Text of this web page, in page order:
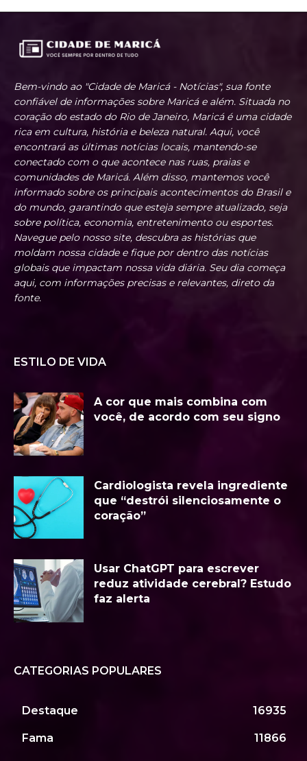
Bem-vindo ao "Cidade de Maricá - Notícias", sua fonte
confiável de informações sobre Maricá e além. Situada no
coração do estado do Rio de Janeiro, Maricá é uma cidade
rica em cultura, história e beleza natural. Aqui, você
encontrará as últimas notícias locais, mantendo-se
conectado com o que acontece nas ruas, praias e
comunidades de Maricá. Além disso, mantemos você
informado sobre os principais acontecimentos do Brasil e
do mundo, garantindo que esteja sempre atualizado, seja
sobre política, economia, entretenimento ou esportes.
Navegue pelo nosso site, descubra as histórias que
moldam nossa cidade e fique por dentro das notícias
globais que impactam nossa vida diária. Seu dia começa
aqui, com informações precisas e relevantes, direto da
fonte.
ESTILO DE VIDA
A cor que mais combina com
você, de acordo com seu signo
Cardiologista revela ingrediente
que “destrói silenciosamente o
coração”
Usar ChatGPT para escrever
reduz atividade cerebral? Estudo
faz alerta
CATEGORIAS POPULARES
Destaque 16935
Fama 11866